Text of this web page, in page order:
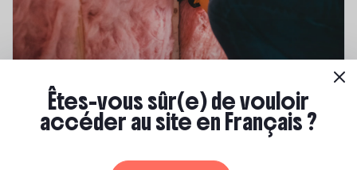
Compétences & formations
Top 8 des formations en rénovation
Êtes-vous sûr(e) de vouloir
accéder au site en Français ?